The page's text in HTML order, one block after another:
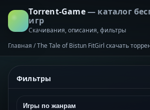
Torrent-Game— каталог
игр
Скачивания, описания, фильтры
Главная /The Tale of Bistun FitGirl скачать
Фильтры
Игры по жанрам